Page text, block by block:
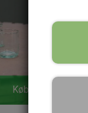
Køb